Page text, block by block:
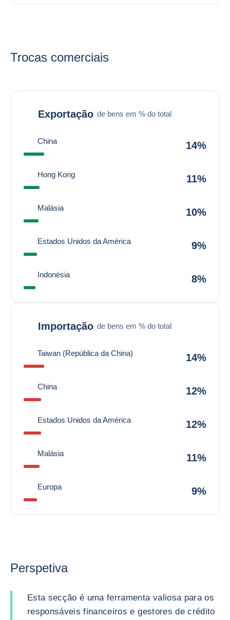
Trocas comerciais
Exportação de bens em % do total
China 14%
Hong Kong 11%
Malásia 10%
Estados Unidos da América 9%
Indonésia 8%
Importação de bens em % do total
Taiwan (República da China) 14%
China 12%
Estados Unidos da América 12%
Malásia 11%
Europa 9%
Perspetiva
Esta secção é uma ferramenta valiosa para os
responsáveis financeiros e gestores de crédito